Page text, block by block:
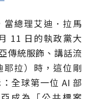
總理艾迪．拉馬
11 日的執政黨大
傳統服飾、講話流
拉）時，這位剛
全球第一位 AI 部